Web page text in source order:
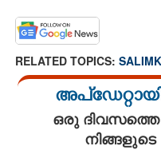
RELATED TOPICS:
ഒരു